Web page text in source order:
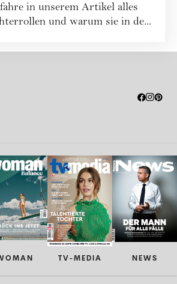
in unserem Artikel alles
und warum sie in de...
TV-MEDIA NEWS